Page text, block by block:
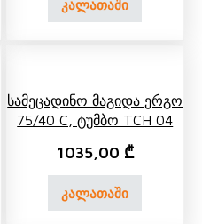
კალათაში
Სამეცადინო Მაგიდა Ერგო
75/40 C, Ტუმბო TCH 04
1035,00 ₾
კალათაში